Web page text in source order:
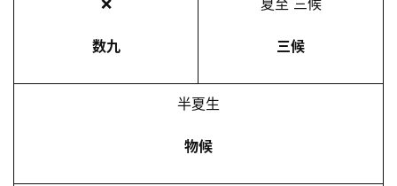
❌
数九
夏至 三候
三候
半夏生
物候